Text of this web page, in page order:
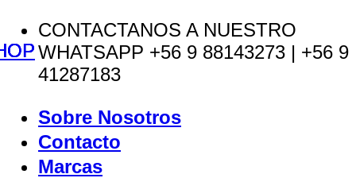
Saltar
al
contenido
CONTACTANOS A NUESTRO
WHATSAPP +56 9 88143273 | +56 9
41287183
Sobre Nosotros
Contacto
Marcas